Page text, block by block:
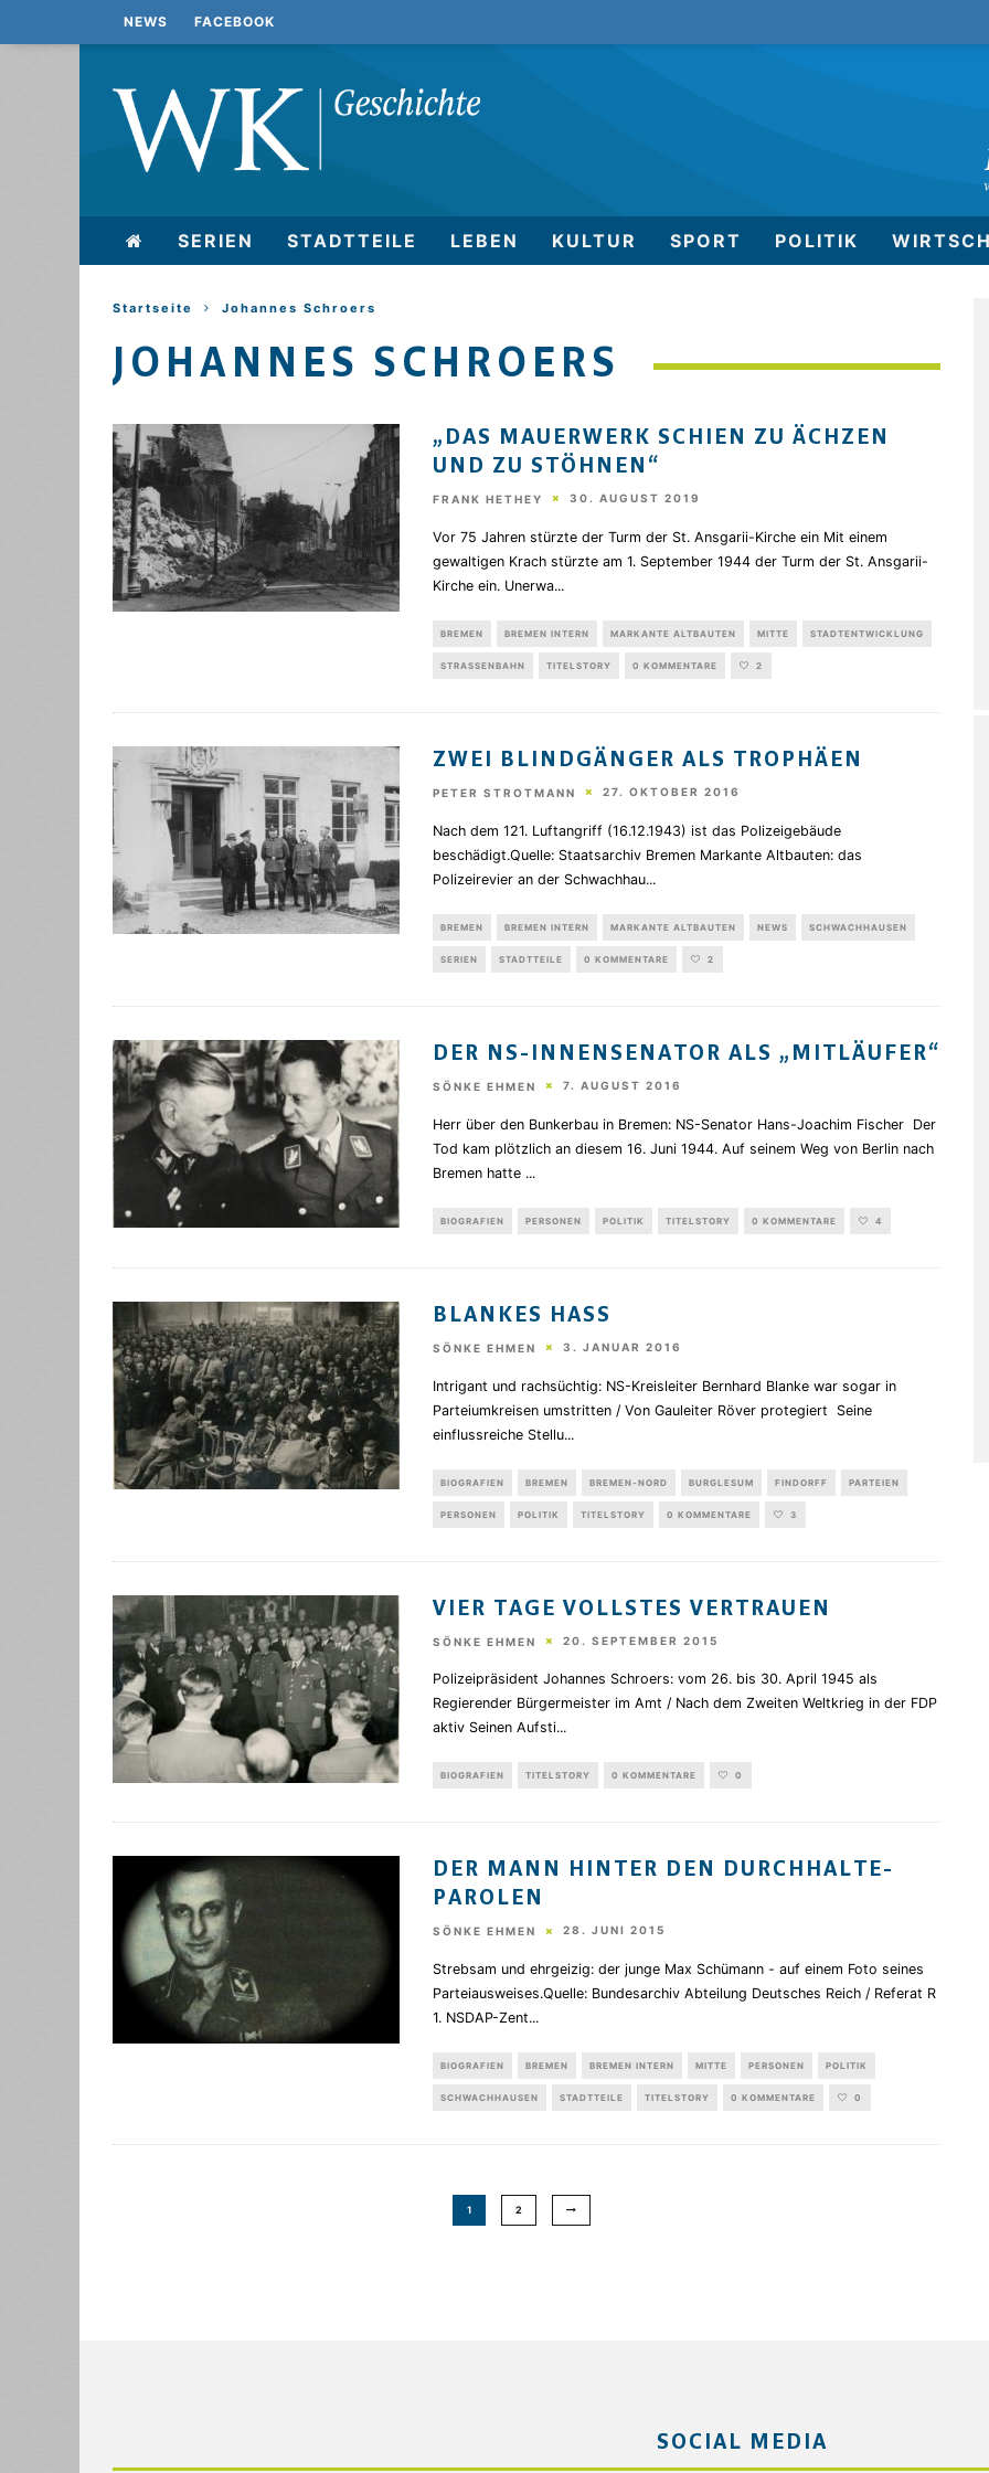
NEWS FACEBOOK
SERIEN STADTTEILE LEBEN KULTUR SPORT POLITIK
Startseite Johannes Schroers
JOHANNES SCHROERS
„DAS MAUERWERK SCHIEN ZU ÄCHZEN
UND ZU STÖHNEN“
FRANK HETHEY 30. AUGUST 2019
Vor 75 Jahren stürzte der Turm der St. Ansgarii-Kirche ein Mit einem
gewaltigen Krach stürzte am 1. September 1944 der Turm der St. Ansgarii-
Kirche ein. Unerwa...
BREMEN BREMEN INTERN MARKANTE ALTBAUTEN MITTE STADTENTWICKLUNG
STRASSENBAHN TITELSTORY 0 KOMMENTARE 2
ZWEI BLINDGÄNGER ALS TROPHÄEN
PETER STROTMANN 27. OKTOBER 2016
Nach dem 121. Luftangriff (16.12.1943) ist das Polizeigebäude
beschädigt.Quelle: Staatsarchiv Bremen Markante Altbauten: das
Polizeirevier an der Schwachhau...
BREMEN BREMEN INTERN MARKANTE ALTBAUTEN NEWS SCHWACHHAUSEN
SERIEN STADTTEILE 0 KOMMENTARE 2
DER NS-INNENSENATOR ALS „MITLÄUFER“
SÖNKE EHMEN 7. AUGUST 2016
Herr über den Bunkerbau in Bremen: NS-Senator Hans-Joachim Fischer Der
Tod kam plötzlich an diesem 16. Juni 1944. Auf seinem Weg von Berlin nach
Bremen hatte ...
BIOGRAFIEN PERSONEN POLITIK TITELSTORY 0 KOMMENTARE 4
BLANKES HASS
SÖNKE EHMEN 3. JANUAR 2016
Intrigant und rachsüchtig: NS-Kreisleiter Bernhard Blanke war sogar in
Parteiumkreisen umstritten / Von Gauleiter Röver protegiert Seine
einflussreiche Stellu...
BIOGRAFIEN BREMEN BREMEN-NORD BURGLESUM FINDORFF PARTEIEN
PERSONEN POLITIK TITELSTORY 0 KOMMENTARE 3
VIER TAGE VOLLSTES VERTRAUEN
SÖNKE EHMEN 20. SEPTEMBER 2015
Polizeipräsident Johannes Schroers: vom 26. bis 30. April 1945 als
Regierender Bürgermeister im Amt / Nach dem Zweiten Weltkrieg in der FDP
aktiv Seinen Aufsti...
BIOGRAFIEN TITELSTORY 0 KOMMENTARE 0
DER MANN HINTER DEN DURCHHALTE-
PAROLEN
SÖNKE EHMEN 28. JUNI 2015
Strebsam und ehrgeizig: der junge Max Schümann - auf einem Foto seines
Parteiausweises.Quelle: Bundesarchiv Abteilung Deutsches Reich / Referat R
1. NSDAP-Zent...
BIOGRAFIEN BREMEN BREMEN INTERN MITTE PERSONEN POLITIK
SCHWACHHAUSEN STADTTEILE TITELSTORY 0 KOMMENTARE 0
1 2
SOCIAL MEDIA